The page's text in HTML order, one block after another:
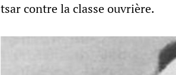
tsar contre la classe ouvrière.